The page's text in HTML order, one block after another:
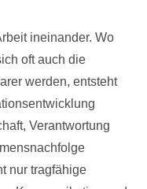
ineinander. Wo
oft auch die
werden, entsteht
Verantwortung
nur tragfähige